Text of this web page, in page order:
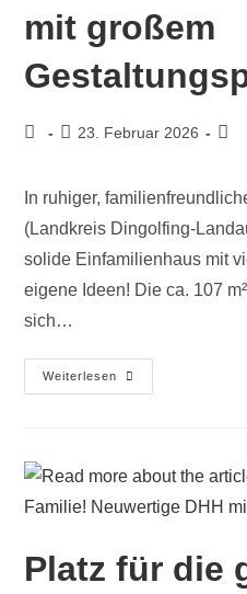
mit großem
23. Februar 2026
In ruhiger,
(Landkreis Dingolfing-
solide Einfamilienhaus mit
eigene Ideen! Die ca. 107
sich…
Weiterlesen
Platz für die